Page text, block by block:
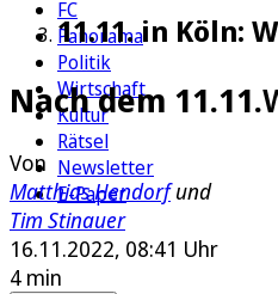
FC
Panorama
Politik
Wirtschaft
Kultur
Rätsel
Newsletter
E-Paper
11.11. in Köln:
Nach dem 11.11.
Von
Matthias Hendorfund
Tim Stinauer
16.11.2022, 08:41 Uhr
4 min